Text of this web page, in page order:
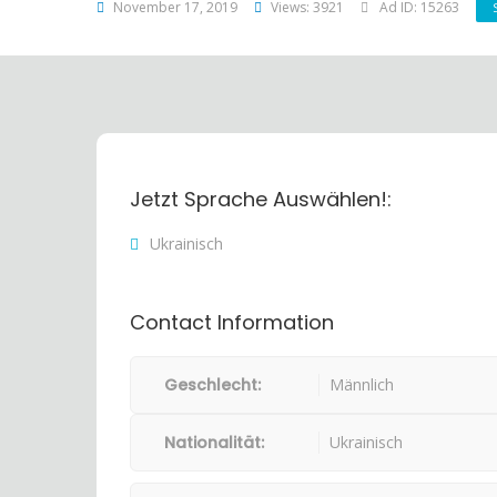
November 17, 2019 Views: 3921 Ad ID: 15263
Jetzt Sprache Auswählen!:
Ukrainisch
Contact Information
Geschlecht: Männlich
Nationalität: Ukrainisch